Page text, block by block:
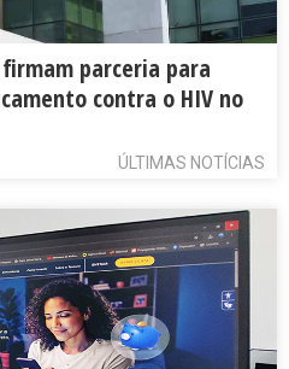
parceria para
contra o HIV no
ÚLTIMAS NOTÍCIAS